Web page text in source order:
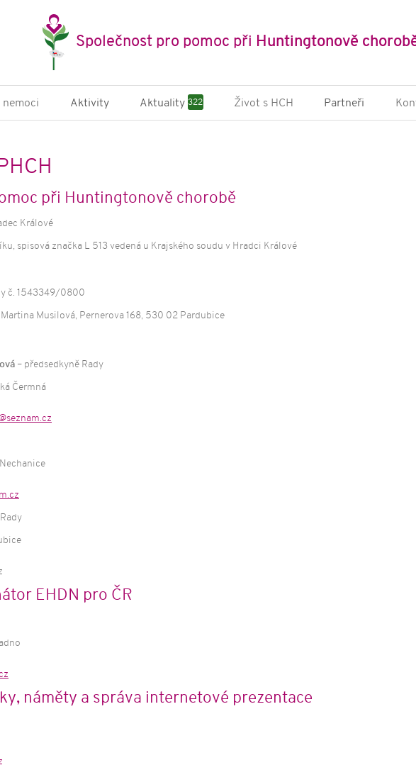
při Huntingtonově chorobě
Králové
spisová značka L 513 vedená u Krajského soudu v Hradci Králové
č. 1543349/0800
Musilová, Pernerova 168, 530 02 Pardubice
– předsedkyně Rady
Čermná
EHDN pro ČR
náměty a správa internetové prezentace
Společnost pro pomoc při Huntingtonově
nemoci
HCH
Aktivity
Terapeutický pobyt pro
pacienty s HCH
Domácí cvičení nejen pro
Zpravodaj Archa
Půjčovna zdravotních
poskytovatelé sociálních
Aktuality 322 Život s HCH Partneři